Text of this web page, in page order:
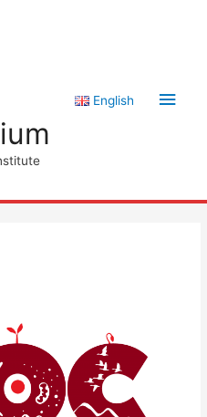
English